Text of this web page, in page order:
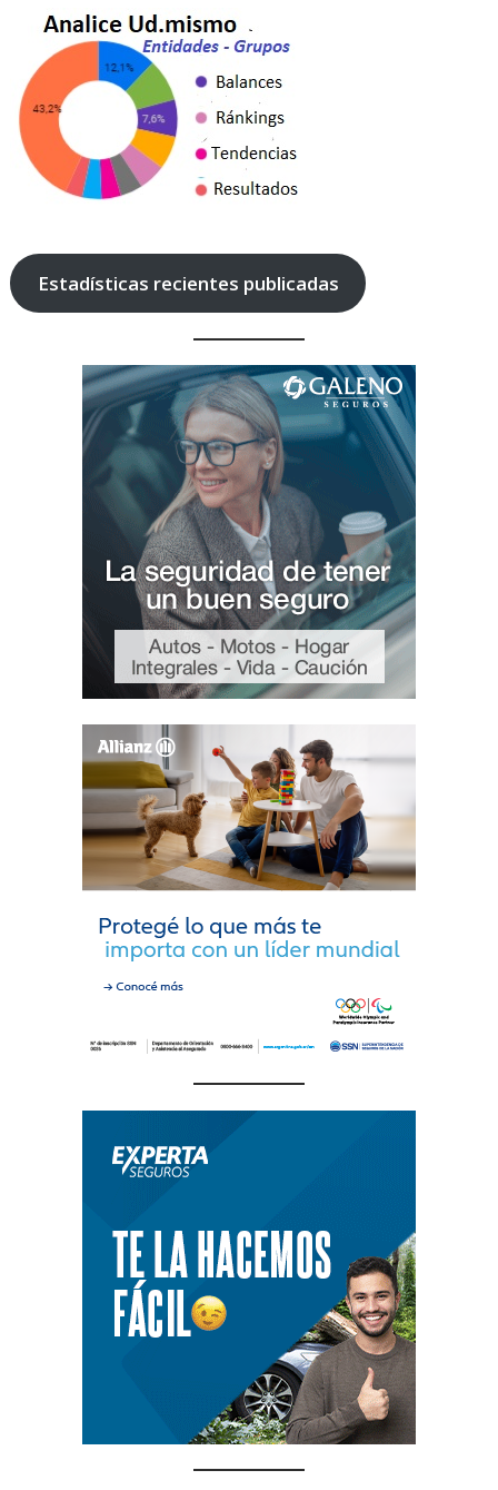
Estadísticas recientes publicadas